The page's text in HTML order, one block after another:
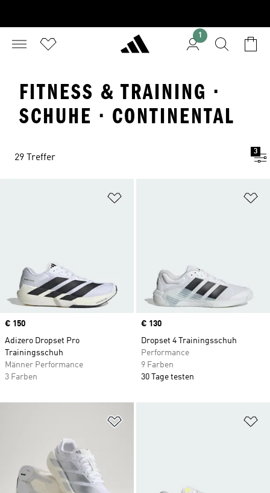
1
FITNESS & TRAINING ·
SCHUHE · CONTINENTAL
29 Treffer
3
Price
€ 150
Adizero Dropset Pro
Trainingsschuh
Männer Performance
3 Farben
Price
€ 130
Dropset 4 Trainingsschuh
Performance
9 Farben
30 Tage testen